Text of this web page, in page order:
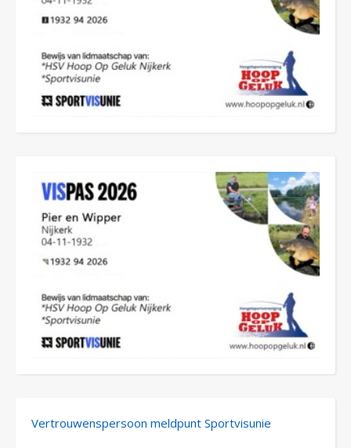
Vertrouwenspersoon meldpunt Sportvisunie